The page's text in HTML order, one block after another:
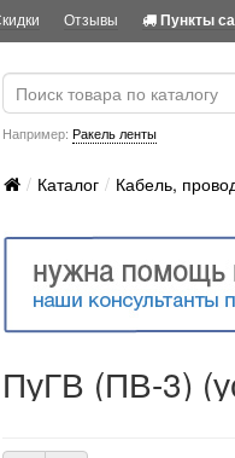
Отзывы Пункты
Например: Ракель ленты
Каталог Кабель,
ПуГВ (ПВ-3)